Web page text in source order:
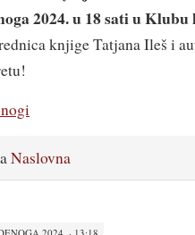
2024.u 18 sati u
knjige Tatjana Ileš i
Naslovna